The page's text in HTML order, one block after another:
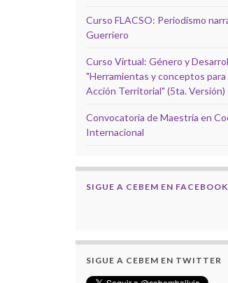
Curso FLACSO: Periodismo
Guerriero
Curso Virtual: Género y
"Herramientas y conceptos para
Acción Territorial" (5ta. Versión)
Convocatoria de Maestría en
Internacional
SIGUE A CEBEM EN FACEBOOK
SIGUE A CEBEM EN TWITTER